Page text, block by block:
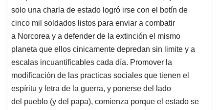
solo una charla de estado logró irse con el botín de
cinco mil soldados listos para enviar a combatir
a Norcorea y a defender de la extinción el mismo
planeta que ellos cinicamente depredan sin limite y a
escalas incuantificables cada día. Promover la
modificación de las practicas sociales que tienen el
espíritu y letra de la guerra, y ponerse del lado
del pueblo (y del papa), comienza porque el estado se